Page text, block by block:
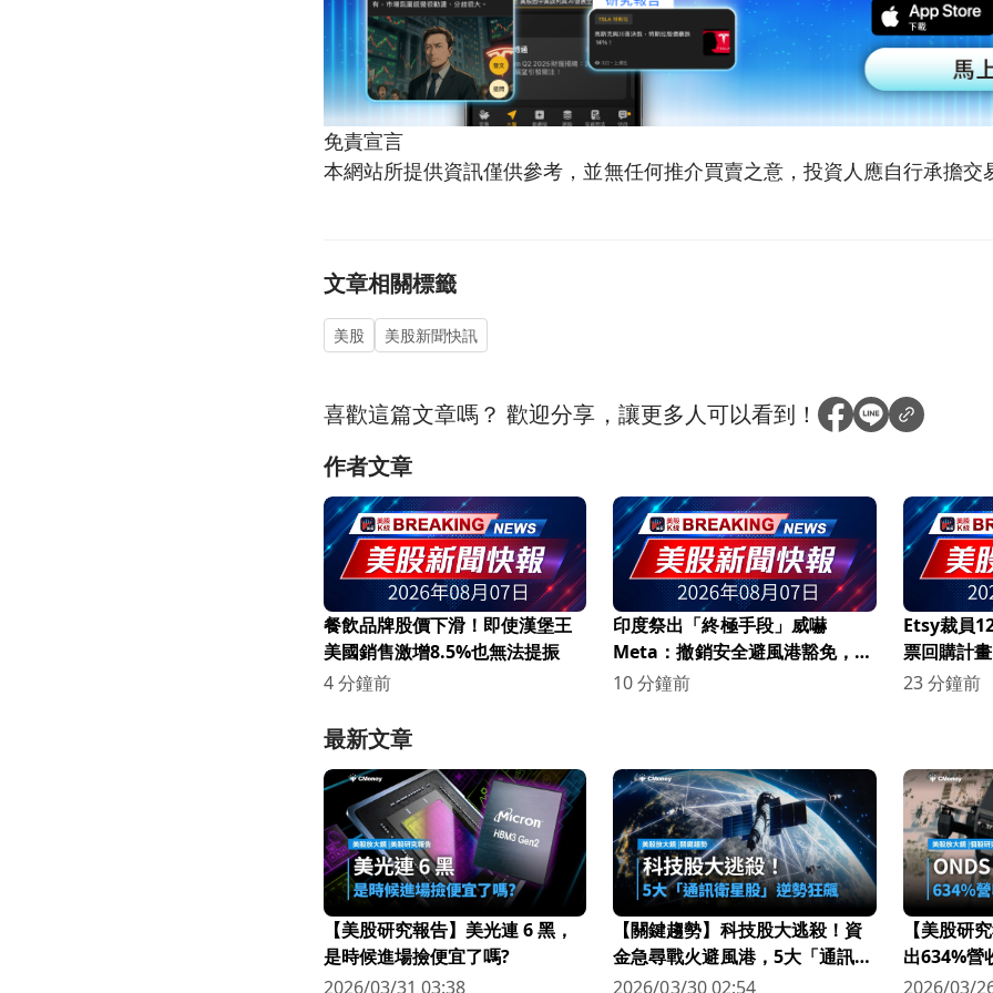
免責宣言
本網站所提供資訊僅供參考，並無任何推介買賣之意，投資人應自行承擔交
文章相關標籤
美股 美股新聞快訊
喜歡這篇文章嗎？歡迎分享，讓更多人可以看到！
作者文章
餐飲品牌股價下滑！即使漢堡王
美國銷售激增8.5%也無法提振
4 分鐘前
印度祭出「終極手段」威嚇
Meta：撤銷安全避風港豁免，全
球社群平台監管恐大轉向
10 分鐘前
Etsy裁員
票回購計
關注！
23 分鐘前
最新文章
【美股研究報告】美光連 6 黑，
是時候進場撿便宜了嗎?
2026/03/31 03:38
【關鍵趨勢】科技股大逃殺！資
金急尋戰火避風港，5大「通訊衛
星股」逆勢狂飆
2026/03/30 02:54
【美股研
出634%營
科技新星
2026/03/